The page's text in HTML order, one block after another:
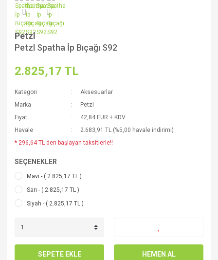
Petzl
Petzl Spatha İp Bıçağı S92
2.825,17 TL
Kategori
Aksesuarlar
Marka
Petzl
Fiyat
42,84 EUR + KDV
Havale
2.683,91 TL (%5,00 havale indirimi)
* 296,64 TL den başlayan taksitlerle!!
SEÇENEKLER
Mavi - ( 2.825,17 TL )
Sarı - ( 2.825,17 TL )
Siyah - ( 2.825,17 TL )
SEPETE EKLE HEMEN AL